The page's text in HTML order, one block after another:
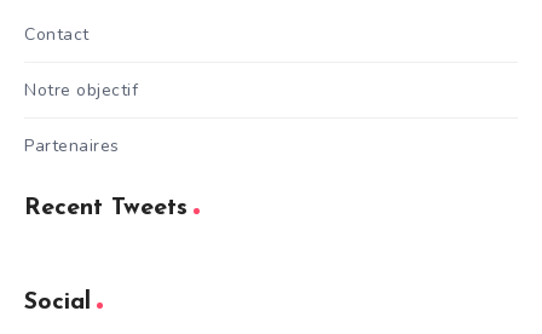
Contact
Notre objectif
Partenaires
Recent Tweets
Social